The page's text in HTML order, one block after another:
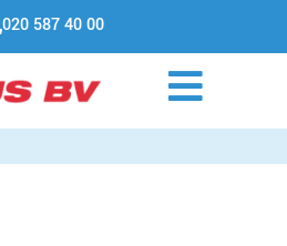
020 587 40 00